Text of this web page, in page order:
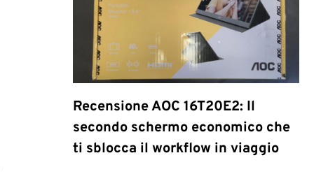
Recensione AOC 16T20E2: Il
secondo schermo economico che
ti sblocca il workflow in viaggio